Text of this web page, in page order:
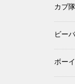
カブ
ビー
ボー